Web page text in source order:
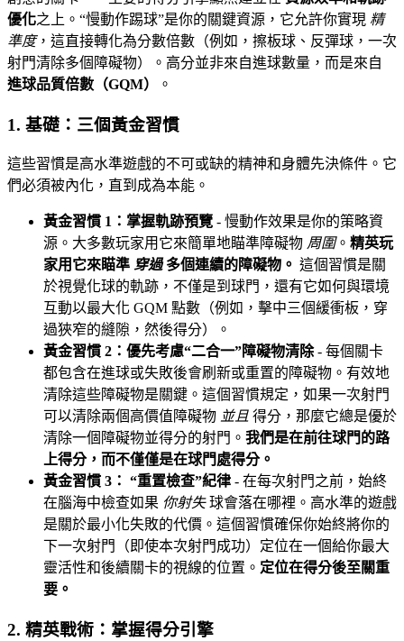
優化之上。“慢動作踢球”是你的關鍵資源，它允許你實現 精
準度，這直接轉化為分數倍數（例如，擦板球、反彈球，一次
射門清除多個障礙物）。高分並非來自進球數量，而是來自
進球品質倍數（GQM）
。
1. 基礎：三個黃金習慣
這些習慣是高水準遊戲的不可或缺的精神和身體先決條件。它
們必須被內化，直到成為本能。
黃金習慣 1：掌握軌跡預覽 - 慢動作效果是你的策略資
源。大多數玩家用它來簡單地瞄準障礙物 周圍。 精英玩
家用它來瞄準 穿過多個連續的障礙物。 這個習慣是關
於視覺化球的軌跡，不僅是到球門，還有它如何與環境
互動以最大化 GQM 點數（例如，擊中三個緩衝板，穿
過狹窄的縫隙，然後得分）。
黃金習慣 2：優先考慮“二合一”障礙物清除- 每個關卡
都包含在進球或失敗後會刷新或重置的障礙物。有效地
清除這些障礙物是關鍵。這個習慣規定，如果一次射門
可以清除兩個高價值障礙物 並且 得分，那麼它總是優於
清除一個障礙物並得分的射門。 我們是在前往球門的路
上得分，而不僅僅是在球門處得分。
黃金習慣 3： “重置檢查”紀律 - 在每次射門之前，始終
在腦海中檢查如果 你射失球會落在哪裡。高水準的遊戲
是關於最小化失敗的代價。這個習慣確保你始終將你的
下一次射門（即使本次射門成功）定位在一個給你最大
靈活性和後續關卡的視線的位置。 定位在得分後至關重
要。
2. 精英戰術：掌握得分引擎